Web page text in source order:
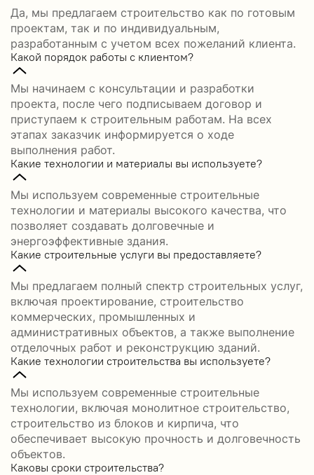
Да, мы предлагаем строительство как по готовым
проектам, так и по индивидуальным,
разработанным с учетом всех пожеланий клиента.
Какой порядок работы с клиентом?
Мы начинаем с консультации и разработки
проекта, после чего подписываем договор и
приступаем к строительным работам. На всех
этапах заказчик информируется о ходе
выполнения работ.
Какие технологии и материалы вы используете?
Мы используем современные строительные
технологии и материалы высокого качества, что
позволяет создавать долговечные и
энергоэффективные здания.
Какие строительные услуги вы предоставляете?
Мы предлагаем полный спектр строительных услуг,
включая проектирование, строительство
коммерческих, промышленных и
административных объектов, а также выполнение
отделочных работ и реконструкцию зданий.
Какие технологии строительства вы используете?
Мы используем современные строительные
технологии, включая монолитное строительство,
строительство из блоков и кирпича, что
обеспечивает высокую прочность и долговечность
объектов.
Каковы сроки строительства?